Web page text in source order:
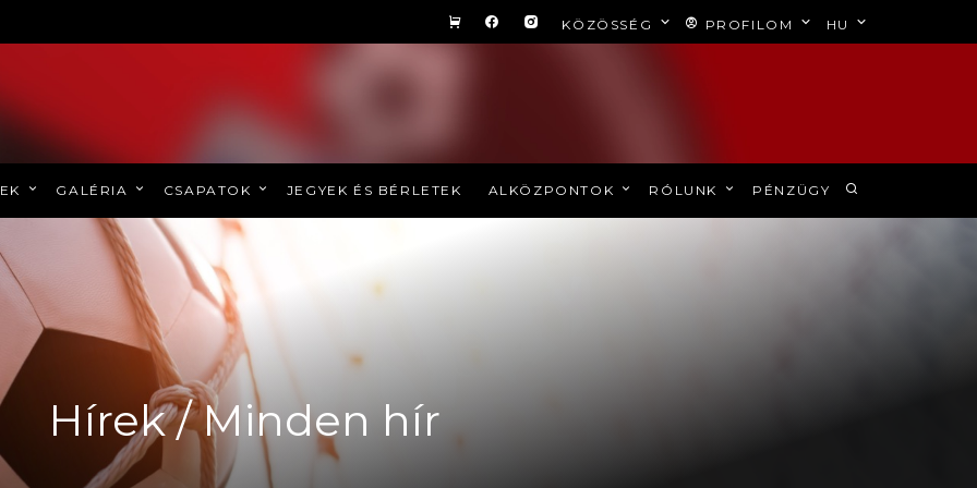
KÖZÖSSÉG PROFILOM HU
GALÉRIA CSAPATOK JEGYEK ÉS BÉRLETEK ALKÖZPONTOK RÓLUNK PÉNZÜGY
Hírek / Minden hír